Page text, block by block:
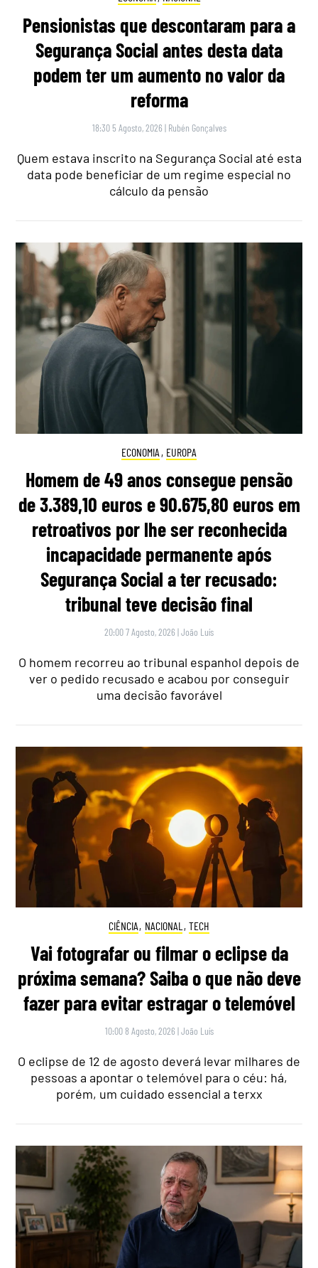
Pensionistas que descontaram para a
Segurança Social antes desta data
podem ter um aumento no valor da
reforma
18:30 5 Agosto, 2026 | Rubén Gonçalves
Quem estava inscrito na Segurança Social até esta
data pode beneficiar de um regime especial no
cálculo da pensão
ECONOMIA , EUROPA
Homem de 49 anos consegue pensão
de 3.389,10 euros e 90.675,80 euros em
retroativos por lhe ser reconhecida
incapacidade permanente após
Segurança Social a ter recusado:
tribunal teve decisão final
20:00 7 Agosto, 2026 |João Luís
O homem recorreu ao tribunal espanhol depois de
ver o pedido recusado e acabou por conseguir
uma decisão favorável
CIÊNCIA, NACIONAL , TECH
Vai fotografar ou filmar o eclipse da
próxima semana? Saiba o que não deve
fazer para evitar estragar o telemóvel
10:00 8 Agosto, 2026 |João Luís
O eclipse de 12 de agosto deverá levar milhares de
pessoas a apontar o telemóvel para o céu: há,
porém, um cuidado essencial a terxx